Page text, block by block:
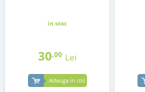
in stoc
30,00 Lei
Adauga in cos